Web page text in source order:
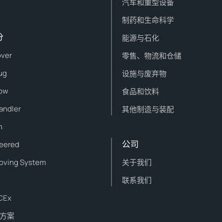
System
案
汽车和重型设备
制药和生命科学
能源与石化
零售、物流和仓储
设施与废弃物
食品和饮料
其他制造与装配
公司
关于我们
联系我们